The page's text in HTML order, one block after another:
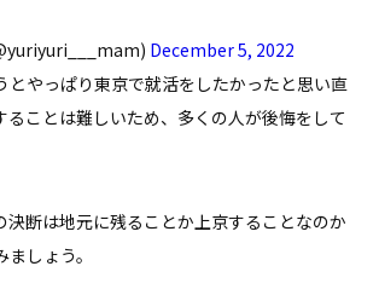
December 5, 2022
とやっぱり東京で就活をしたかったと思い直
ることは難しいため、多くの人が後悔をして
決断は地元に残ることか上京することなのか
ましょう。